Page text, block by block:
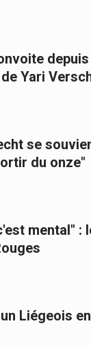
Yari
se
du onze"
mental" :
Liégeois